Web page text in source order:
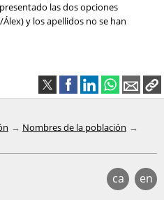
las dos opciones
y los apellidos no se han
Nombres de la población
ca en